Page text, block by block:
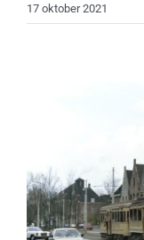
17 oktober 2021